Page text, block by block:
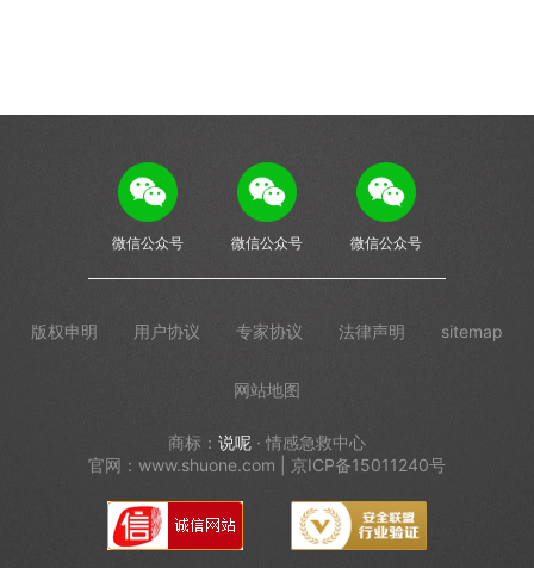
微信公众号 微信公众号 微信公众号
版权申明 用户协议 专家协议 法律声明 sitemap
网站地图
商标： 说呢 · 情感急救中心
官网：www.shuone.com | 京ICP备15011240号